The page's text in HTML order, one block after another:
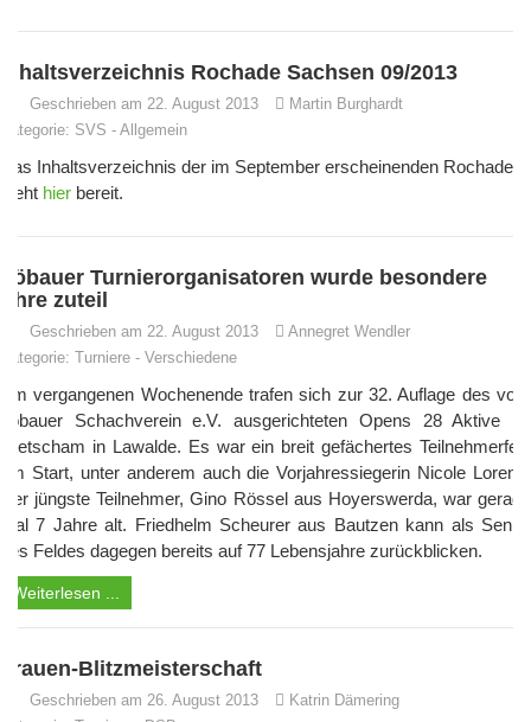
Inhaltsverzeichnis Rochade Sachsen 09/2013
Geschrieben am 22. August 2013
Martin Burghardt
Kategorie: SVS - Allgemein
Das Inhaltsverzeichnis der im September erscheinenden Rochade
steht hier bereit.
Löbauer Turnierorganisatoren wurde besondere
Ehre zuteil
Geschrieben am 22. August 2013
Annegret Wendler
Kategorie: Turniere - Verschiedene
Am vergangenen Wochenende trafen sich zur 32. Auflage des vom
Löbauer Schachverein e.V. ausgerichteten Opens 28 Aktive im
Kretscham in Lawalde. Es war ein breit gefächertes Teilnehmerfeld
am Start, unter anderem auch die Vorjahressiegerin Nicole Lorenz.
Der jüngste Teilnehmer, Gino Rössel aus Hoyerswerda, war gerade
mal 7 Jahre alt. Friedhelm Scheurer aus Bautzen kann als Senior
des Feldes dagegen bereits auf 77 Lebensjahre zurückblicken.
Weiterlesen ...
Frauen-Blitzmeisterschaft
Geschrieben am 26. August 2013
Katrin Dämering